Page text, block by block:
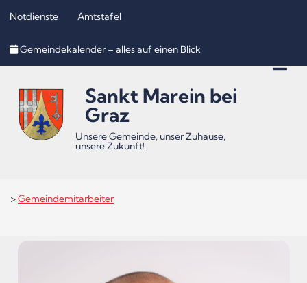
(Accesskey
(Accesskey
2)
(Accesskey
3)
Notdienste Amtstafel
Gemeindekalender – alles auf einen Blick
Sankt Marein bei
Graz
Unsere Gemeinde, unser Zuhause,
unsere Zukunft!
>Gemeindemitarbeiter